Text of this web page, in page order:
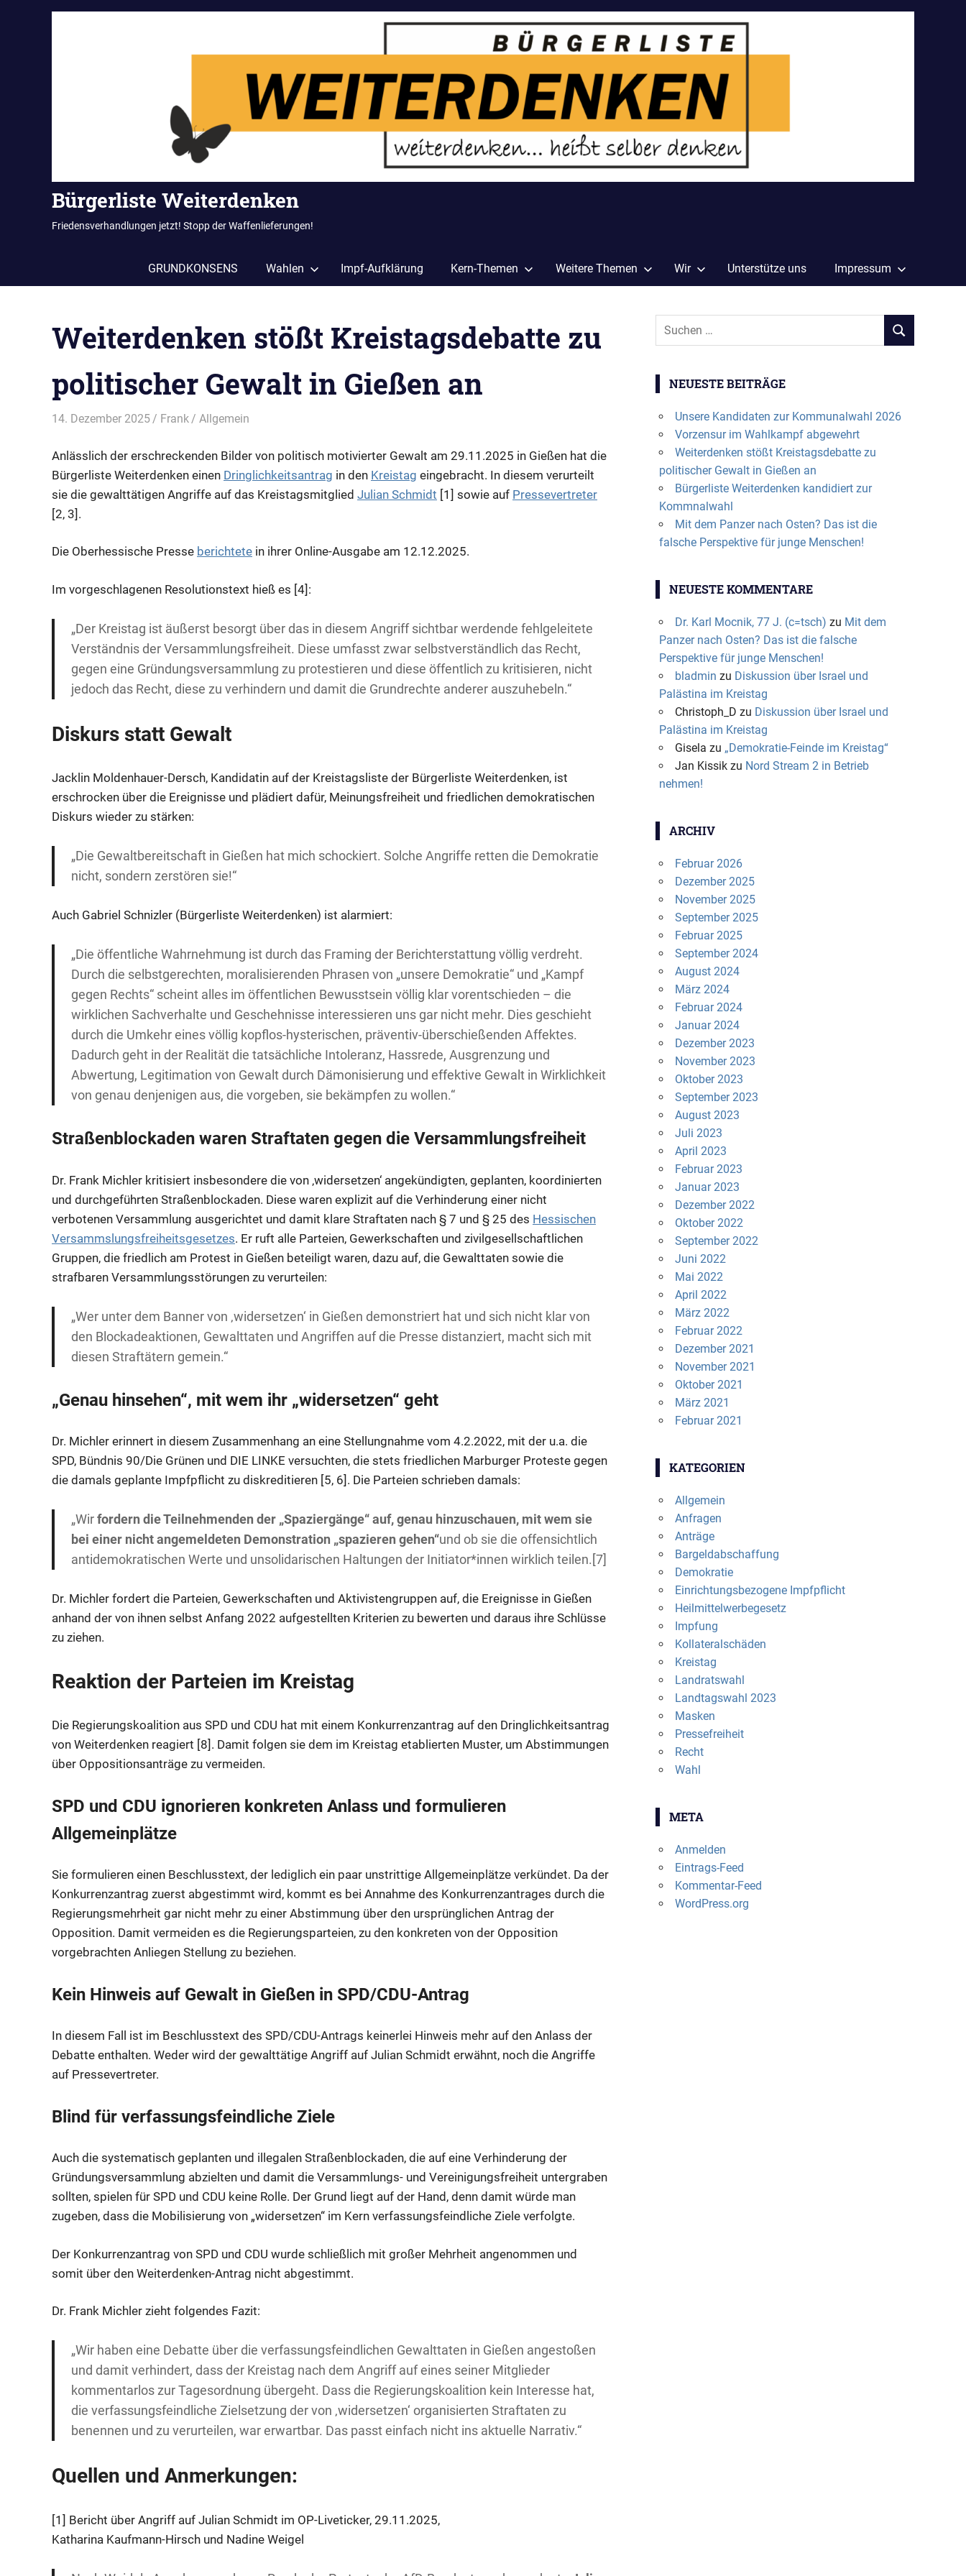
Bürgerliste Weiterdenken
Friedensverhandlungen jetzt! Stopp der Waffenlieferungen!
GRUNDKONSENS Wahlen Impf-Aufklärung Kern-Themen Weitere Themen Wir Unterstütze uns Impressum
Weiterdenken stößt Kreistagsdebatte zu
politischer Gewalt in Gießen an
14. Dezember 2025 Frank Allgemein
Anlässlich der erschreckenden Bilder von politisch motivierter Gewalt am 29.11.2025 in Gießen hat die
Bürgerliste Weiterdenken einen Dringlichkeitsantrag in den Kreistag eingebracht. In diesem verurteilt
sie die gewalttätigen Angriffe auf das Kreistagsmitglied Julian Schmidt [1] sowie auf Pressevertreter
[2, 3].
Die Oberhessische Presse berichtete in ihrer Online-Ausgabe am 12.12.2025.
Im vorgeschlagenen Resolutionstext hieß es [4]:
„Der Kreistag ist äußerst besorgt über das in diesem Angriff sichtbar werdende fehlgeleitete
Verständnis der Versammlungsfreiheit. Diese umfasst zwar selbstverständlich das Recht,
gegen eine Gründungsversammlung zu protestieren und diese öffentlich zu kritisieren, nicht
jedoch das Recht, diese zu verhindern und damit die Grundrechte anderer auszuhebeln.“
Diskurs statt Gewalt
Jacklin Moldenhauer-Dersch, Kandidatin auf der Kreistagsliste der Bürgerliste Weiterdenken, ist
erschrocken über die Ereignisse und plädiert dafür, Meinungsfreiheit und friedlichen demokratischen
Diskurs wieder zu stärken:
„Die Gewaltbereitschaft in Gießen hat mich schockiert. Solche Angriffe retten die Demokratie
nicht, sondern zerstören sie!“
Auch Gabriel Schnizler (Bürgerliste Weiterdenken) ist alarmiert:
„Die öffentliche Wahrnehmung ist durch das Framing der Berichterstattung völlig verdreht.
Durch die selbstgerechten, moralisierenden Phrasen von „unsere Demokratie“ und „Kampf
gegen Rechts“ scheint alles im öffentlichen Bewusstsein völlig klar vorentschieden – die
wirklichen Sachverhalte und Geschehnisse interessieren uns gar nicht mehr. Dies geschieht
durch die Umkehr eines völlig kopflos-hysterischen, präventiv-überschießenden Affektes.
Dadurch geht in der Realität die tatsächliche Intoleranz, Hassrede, Ausgrenzung und
Abwertung, Legitimation von Gewalt durch Dämonisierung und effektive Gewalt in Wirklichkeit
von genau denjenigen aus, die vorgeben, sie bekämpfen zu wollen.“
Straßenblockaden waren Straftaten gegen die Versammlungsfreiheit
Dr. Frank Michler kritisiert insbesondere die von ‚widersetzen‘ angekündigten, geplanten, koordinierten
und durchgeführten Straßenblockaden. Diese waren explizit auf die Verhinderung einer nicht
verbotenen Versammlung ausgerichtet und damit klare Straftaten nach § 7 und § 25 des Hessischen
Versammslungsfreiheitsgesetzes. Er ruft alle Parteien, Gewerkschaften und zivilgesellschaftlichen
Gruppen, die friedlich am Protest in Gießen beteiligt waren, dazu auf, die Gewalttaten sowie die
strafbaren Versammlungsstörungen zu verurteilen:
„Wer unter dem Banner von ‚widersetzen‘ in Gießen demonstriert hat und sich nicht klar von
den Blockadeaktionen, Gewalttaten und Angriffen auf die Presse distanziert, macht sich mit
diesen Straftätern gemein.“
„Genau hinsehen“, mit wem ihr „widersetzen“ geht
Dr. Michler erinnert in diesem Zusammenhang an eine Stellungnahme vom 4.2.2022, mit der u.a. die
SPD, Bündnis 90/Die Grünen und DIE LINKE versuchten, die stets friedlichen Marburger Proteste gegen
die damals geplante Impfpflicht zu diskreditieren [5, 6]. Die Parteien schrieben damals:
„Wirfordern die Teilnehmenden der „Spaziergänge“ auf, genau hinzuschauen, mit wem sie
bei einer nicht angemeldeten Demonstration „spazieren gehen“und ob sie die offensichtlich
antidemokratischen Werte und unsolidarischen Haltungen der Initiator*innen wirklich teilen.[7]
Dr. Michler fordert die Parteien, Gewerkschaften und Aktivistengruppen auf, die Ereignisse in Gießen
anhand der von ihnen selbst Anfang 2022 aufgestellten Kriterien zu bewerten und daraus ihre Schlüsse
zu ziehen.
Reaktion der Parteien im Kreistag
Die Regierungskoalition aus SPD und CDU hat mit einem Konkurrenzantrag auf den Dringlichkeitsantrag
von Weiterdenken reagiert [8]. Damit folgen sie dem im Kreistag etablierten Muster, um Abstimmungen
über Oppositionsanträge zu vermeiden.
SPD und CDU ignorieren konkreten Anlass und formulieren
Allgemeinplätze
Sie formulieren einen Beschlusstext, der lediglich ein paar unstrittige Allgemeinplätze verkündet. Da der
Konkurrenzantrag zuerst abgestimmt wird, kommt es bei Annahme des Konkurrenzantrages durch die
Regierungsmehrheit gar nicht mehr zu einer Abstimmung über den ursprünglichen Antrag der
Opposition. Damit vermeiden es die Regierungsparteien, zu den konkreten von der Opposition
vorgebrachten Anliegen Stellung zu beziehen.
Kein Hinweis auf Gewalt in Gießen in SPD/CDU-Antrag
In diesem Fall ist im Beschlusstext des SPD/CDU-Antrags keinerlei Hinweis mehr auf den Anlass der
Debatte enthalten. Weder wird der gewalttätige Angriff auf Julian Schmidt erwähnt, noch die Angriffe
auf Pressevertreter.
Blind für verfassungsfeindliche Ziele
Auch die systematisch geplanten und illegalen Straßenblockaden, die auf eine Verhinderung der
Gründungsversammlung abzielten und damit die Versammlungs- und Vereinigungsfreiheit untergraben
sollten, spielen für SPD und CDU keine Rolle. Der Grund liegt auf der Hand, denn damit würde man
zugeben, dass die Mobilisierung von „widersetzen“ im Kern verfassungsfeindliche Ziele verfolgte.
Der Konkurrenzantrag von SPD und CDU wurde schließlich mit großer Mehrheit angenommen und
somit über den Weiterdenken-Antrag nicht abgestimmt.
Dr. Frank Michler zieht folgendes Fazit:
„Wir haben eine Debatte über die verfassungsfeindlichen Gewalttaten in Gießen angestoßen
und damit verhindert, dass der Kreistag nach dem Angriff auf eines seiner Mitglieder
kommentarlos zur Tagesordnung übergeht. Dass die Regierungskoalition kein Interesse hat,
die verfassungsfeindliche Zielsetzung der von ‚widersetzen‘ organisierten Straftaten zu
benennen und zu verurteilen, war erwartbar. Das passt einfach nicht ins aktuelle Narrativ.“
Quellen und Anmerkungen:
[1] Bericht über Angriff auf Julian Schmidt im OP-Liveticker, 29.11.2025,
Katharina Kaufmann-Hirsch und Nadine Weigel
Suchen
SUCHEN
NEUESTE BEITRÄGE
Unsere Kandidaten zur Kommunalwahl 2026
Vorzensur im Wahlkampf abgewehrt
Weiterdenken stößt Kreistagsdebatte zu
politischer Gewalt in Gießen an
Bürgerliste Weiterdenken kandidiert zur
Kommnalwahl
Mit dem Panzer nach Osten? Das ist die
falsche Perspektive für junge Menschen!
NEUESTE KOMMENTARE
Dr. Karl Mocnik, 77 J. (c=tsch) zu Mit dem
Panzer nach Osten? Das ist die falsche
Perspektive für junge Menschen!
bladmin zu Diskussion über Israel und
Palästina im Kreistag
Christoph_D zu Diskussion über Israel und
Palästina im Kreistag
Gisela zu „Demokratie-Feinde im Kreistag“
Jan Kissikzu Nord Stream 2 in Betrieb
nehmen!
ARCHIV
Februar 2026
Dezember 2025
November 2025
September 2025
Februar 2025
September 2024
August 2024
März 2024
Februar 2024
Januar 2024
Dezember 2023
November 2023
Oktober 2023
September 2023
August 2023
Juli 2023
April 2023
Februar 2023
Januar 2023
Dezember 2022
Oktober 2022
September 2022
Juni 2022
Mai 2022
April 2022
März 2022
Februar 2022
Dezember 2021
November 2021
Oktober 2021
März 2021
Februar 2021
KATEGORIEN
Allgemein
Anfragen
Anträge
Bargeldabschaffung
Demokratie
Einrichtungsbezogene Impfpflicht
Heilmittelwerbegesetz
Impfung
Kollateralschäden
Kreistag
Landratswahl
Landtagswahl 2023
Masken
Pressefreiheit
Recht
Wahl
META
Anmelden
Eintrags-Feed
Kommentar-Feed
WordPress.org